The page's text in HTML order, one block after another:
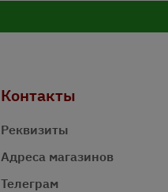
Контакты
Реквизиты
Адреса магазинов
Телеграм